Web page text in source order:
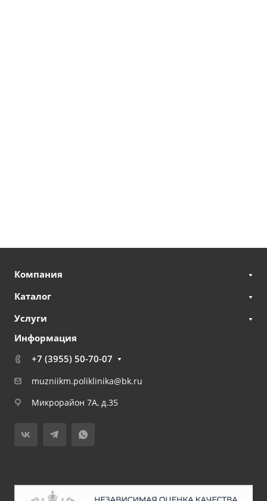
Компания
Каталог
Услуги
Информация
+7 (3955) 50-70-07
muzniikm.poliklinika@bk.ru
Микрорайон 7А, д.35